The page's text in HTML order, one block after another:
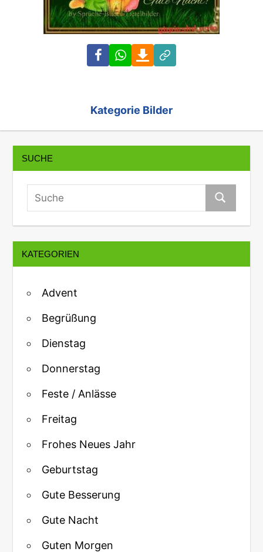
FacebookWhatsAppDownload
Link
Kategorie Bilder
SUCHE
KATEGORIEN
Advent
Begrüßung
Dienstag
Donnerstag
Feste / Anlässe
Freitag
Frohes Neues Jahr
Geburtstag
Gute Besserung
Gute Nacht
Guten Morgen